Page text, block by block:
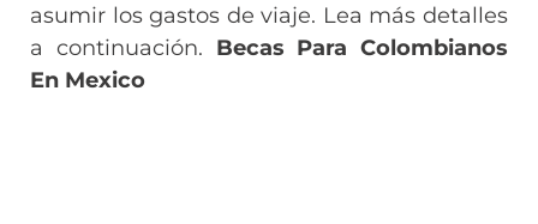
asumir los gastos de viaje. Lea más detalles
a continuación. Becas Para Colombianos
En Mexico